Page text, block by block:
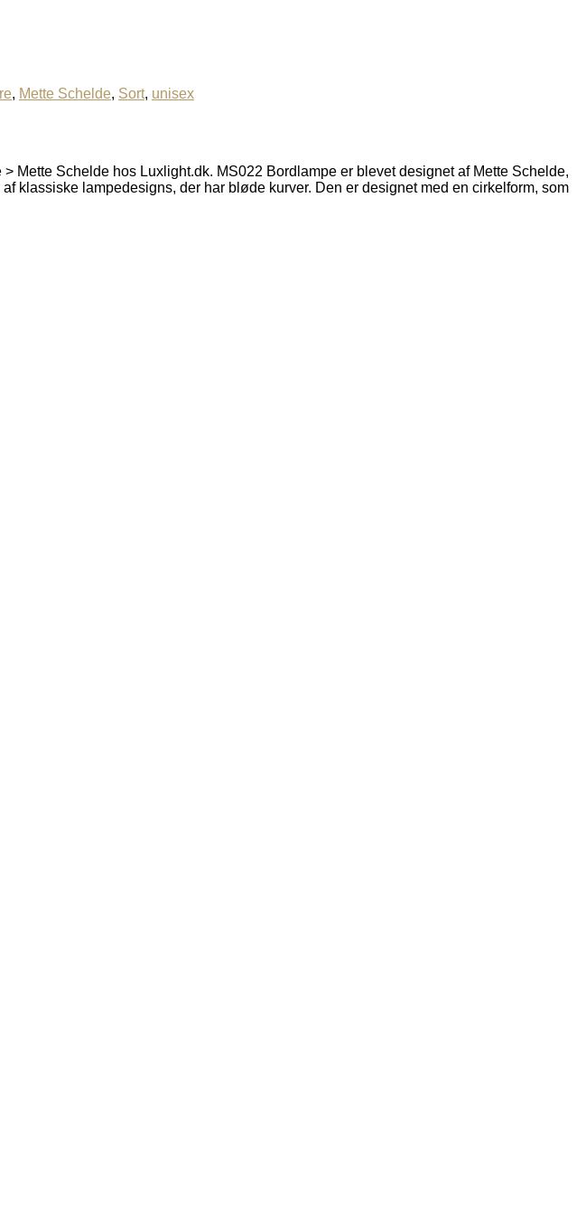
, Mette Schelde, Sort, unisex
Mette Schelde hos Luxlight.dk. MS022 Bordlampe er blevet designet af Mette Schelde,
klassiske lampedesigns, der har bløde kurver. Den er designet med en cirkelform, som